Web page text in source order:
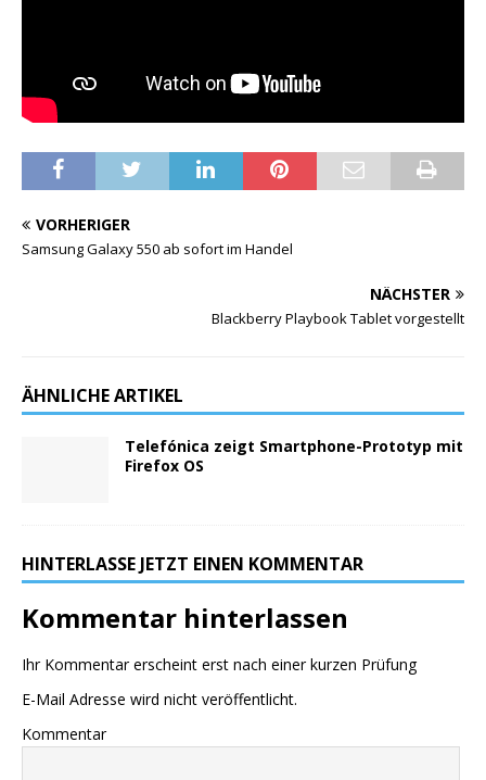
VORHERIGER
Samsung Galaxy 550 ab sofort im Handel
NÄCHSTER
Blackberry Playbook Tablet vorgestellt
ÄHNLICHE ARTIKEL
Telefónica zeigt Smartphone-Prototyp mit
Firefox OS
HINTERLASSE JETZT EINEN KOMMENTAR
Kommentar hinterlassen
Ihr Kommentar erscheint erst nach einer kurzen Prüfung
E-Mail Adresse wird nicht veröffentlicht.
Kommentar